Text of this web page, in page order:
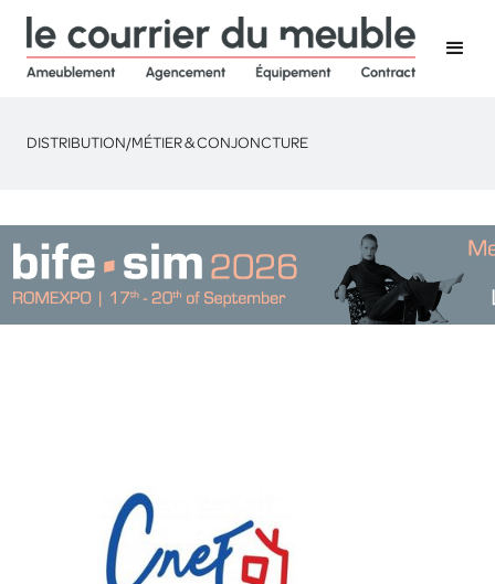
DISTRIBUTION/MÉTIER & CONJONCTURE